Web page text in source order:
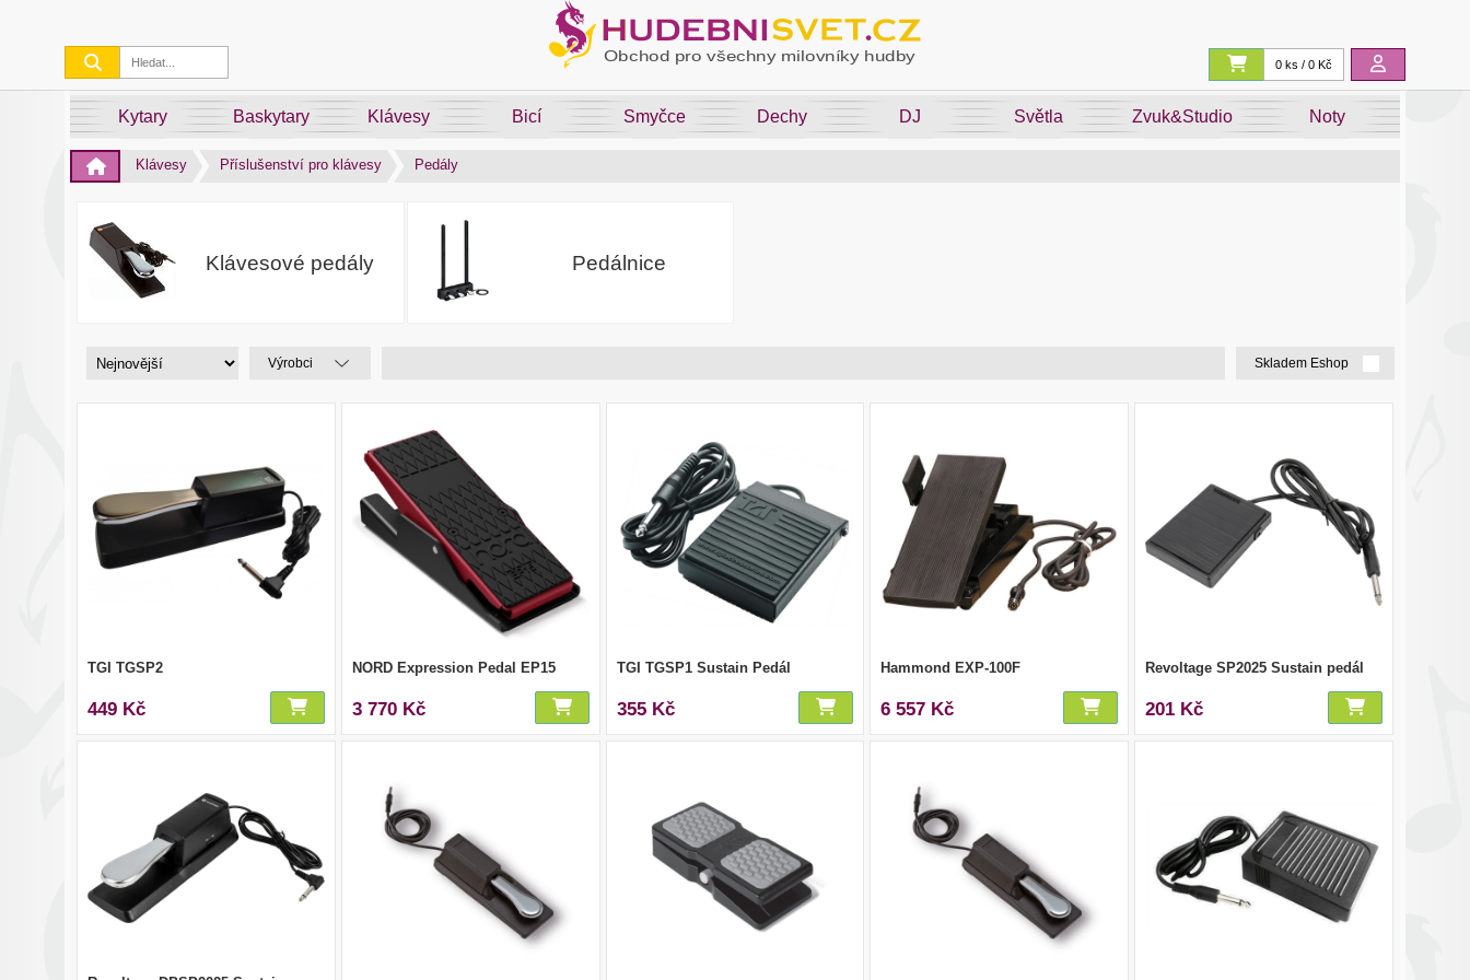
0 ks / 0 Kč
Kytary Baskytary Klávesy Bicí Smyčce Dechy DJ Světla Zvuk&Studio Noty
Klávesy Příslušenství pro klávesy Pedály
Klávesové pedály Pedálnice
Výrobci Skladem Eshop
TGI TGSP2
449 Kč
NORD Expression Pedal EP15
3 770 Kč
TGI TGSP1 Sustain Pedál
355 Kč
Hammond EXP-100F
6 557 Kč
Revoltage SP2025 Sustain pedál
201 Kč